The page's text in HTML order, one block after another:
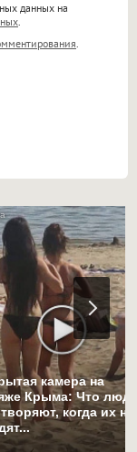
<big>,
<ol>, <li>,
данных на
камера на
Крыма: Что
когда их не